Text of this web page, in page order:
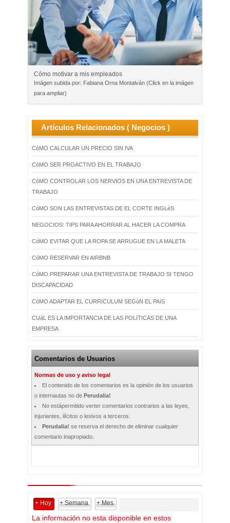
Cómo motivar a mis empleados
Imágen subida por: Fabiana Orna Montalván (Click en la imágen
para ampliar)
Artículos Relacionados ( Negocios )
CóMO CALCULAR UN PRECIO SIN IVA
CóMO SER PROACTIVO EN EL TRABAJO
CóMO CONTROLAR LOS NERVIOS EN UNA ENTREVISTA DE
TRABAJO
CóMO SON LAS ENTREVISTAS DE EL CORTE INGLéS
NEGOCIOS: TIPS PARA AHORRAR AL HACER LA COMPRA
CóMO EVITAR QUE LA ROPA SE ARRUGUE EN LA MALETA
CóMO RESERVAR EN AIRBNB
CóMO PREPARAR UNA ENTREVISTA DE TRABAJO SI TENGO
DISCAPACIDAD
CóMO ADAPTAR EL CURRíCULUM SEGúN EL PAíS
CUáL ES LA IMPORTANCIA DE LAS POLíTICAS DE UNA
EMPRESA
Comentarios de Usuarios
Normas de uso y aviso legal
El contenido de los comentarios es la opinión de los usuarios
o internautas no dePerudalia!
No estápermitido verter comentarios contrarios a las leyes,
injuriantes, ilícitos o lesivos a terceros.
Perudalia! se reserva el derecho de eliminar cualquier
comentario inapropiado.
+ Hoy + Semana + Mes
La información no esta disponible en estos